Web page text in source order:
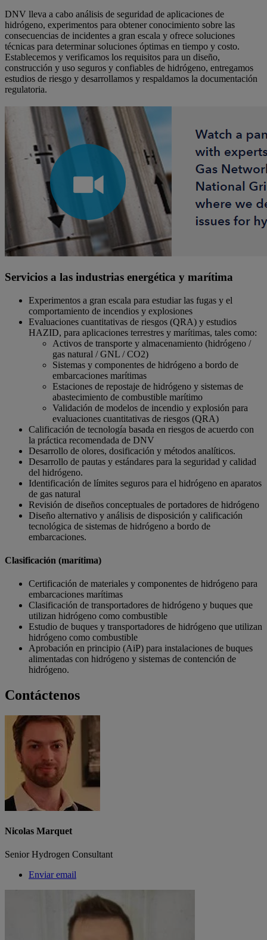
DNV lleva a cabo análisis de seguridad de aplicaciones de
hidrógeno, experimentos para obtener conocimiento sobre las
consecuencias de incidentes a gran escala y ofrece soluciones
técnicas para determinar soluciones óptimas en tiempo y costo.
Establecemos y verificamos los requisitos para un diseño,
construcción y uso seguros y confiables de hidrógeno, entregamos
estudios de riesgo y desarrollamos y respaldamos la documentación
regulatoria.
Servicios a las industrias energética y marítima
Experimentos a gran escala para estudiar las fugas y el
comportamiento de incendios y explosiones
Evaluaciones cuantitativas de riesgos (QRA) y estudios
HAZID, para aplicaciones terrestres y marítimas, tales como:
Activos de transporte y almacenamiento (hidrógeno /
gas natural / GNL / CO2)
Sistemas y componentes de hidrógeno a bordo de
embarcaciones marítimas
Estaciones de repostaje de hidrógeno y sistemas de
abastecimiento de combustible marítimo
Validación de modelos de incendio y explosión para
evaluaciones cuantitativas de riesgos (QRA)
Calificación de tecnología basada en riesgos de acuerdo con
la práctica recomendada de DNV
Desarrollo de olores, dosificación y métodos analíticos.
Desarrollo de pautas y estándares para la seguridad y calidad
del hidrógeno.
Identificación de límites seguros para el hidrógeno en aparatos
de gas natural
Revisión de diseños conceptuales de portadores de hidrógeno
Diseño alternativo y análisis de disposición y calificación
tecnológica de sistemas de hidrógeno a bordo de
embarcaciones.
Clasificación (marítima)
Certificación de materiales y componentes de hidrógeno para
embarcaciones marítimas
Clasificación de transportadores de hidrógeno y buques que
utilizan hidrógeno como combustible
Estudio de buques y transportadores de hidrógeno que utilizan
hidrógeno como combustible
Aprobación en principio (AiP) para instalaciones de buques
alimentadas con hidrógeno y sistemas de contención de
hidrógeno.
Contáctenos
Nicolas Marquet
Senior Hydrogen Consultant
Enviar email